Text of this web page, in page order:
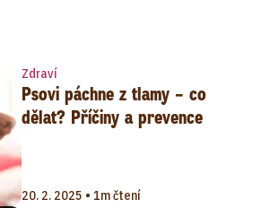
Zdraví
Psovi páchne z tlamy – co
dělat? Příčiny a prevence
20. 2. 2025 • 1m čtení